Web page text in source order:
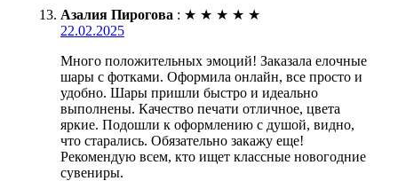
Азалия Пирогова : ★ ★ ★ ★ ★
22.02.2025
Много положительных эмоций! Заказала елочные
шары с фотками. Оформила онлайн, все просто и
удобно. Шары пришли быстро и идеально
выполнены. Качество печати отличное, цвета
яркие. Подошли к оформлению с душой, видно,
что старались. Обязательно закажу еще!
Рекомендую всем, кто ищет классные новогодние
сувениры.